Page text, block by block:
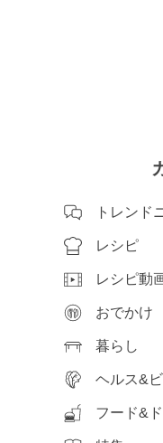
トレンド
レシピ
レシピ動
おでかけ
暮らし
ヘルス&
フード&